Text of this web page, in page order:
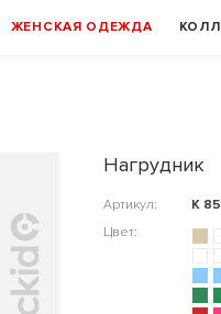
ЖЕНСКАЯ ОДЕЖДА
Нагрудник
Артикул:
К
Цвет: